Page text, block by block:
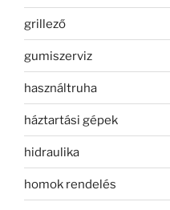
grillező
gumiszerviz
használtruha
háztartási gépek
hidraulika
homok rendelés